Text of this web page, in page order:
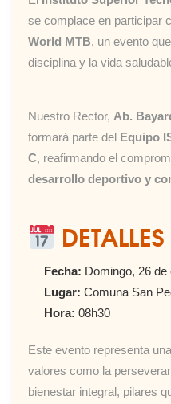
se complace en participar
World MTB, un evento
disciplina y la vida
Nuestro Rector, Ab.
formará parte del Equipo
C, reafirmando el
desarrollo deportivo y
Fecha: Domingo, 26 de
Lugar: Comuna San
Hora: 08h30
Este evento representa
valores como la
bienestar integral, pilares